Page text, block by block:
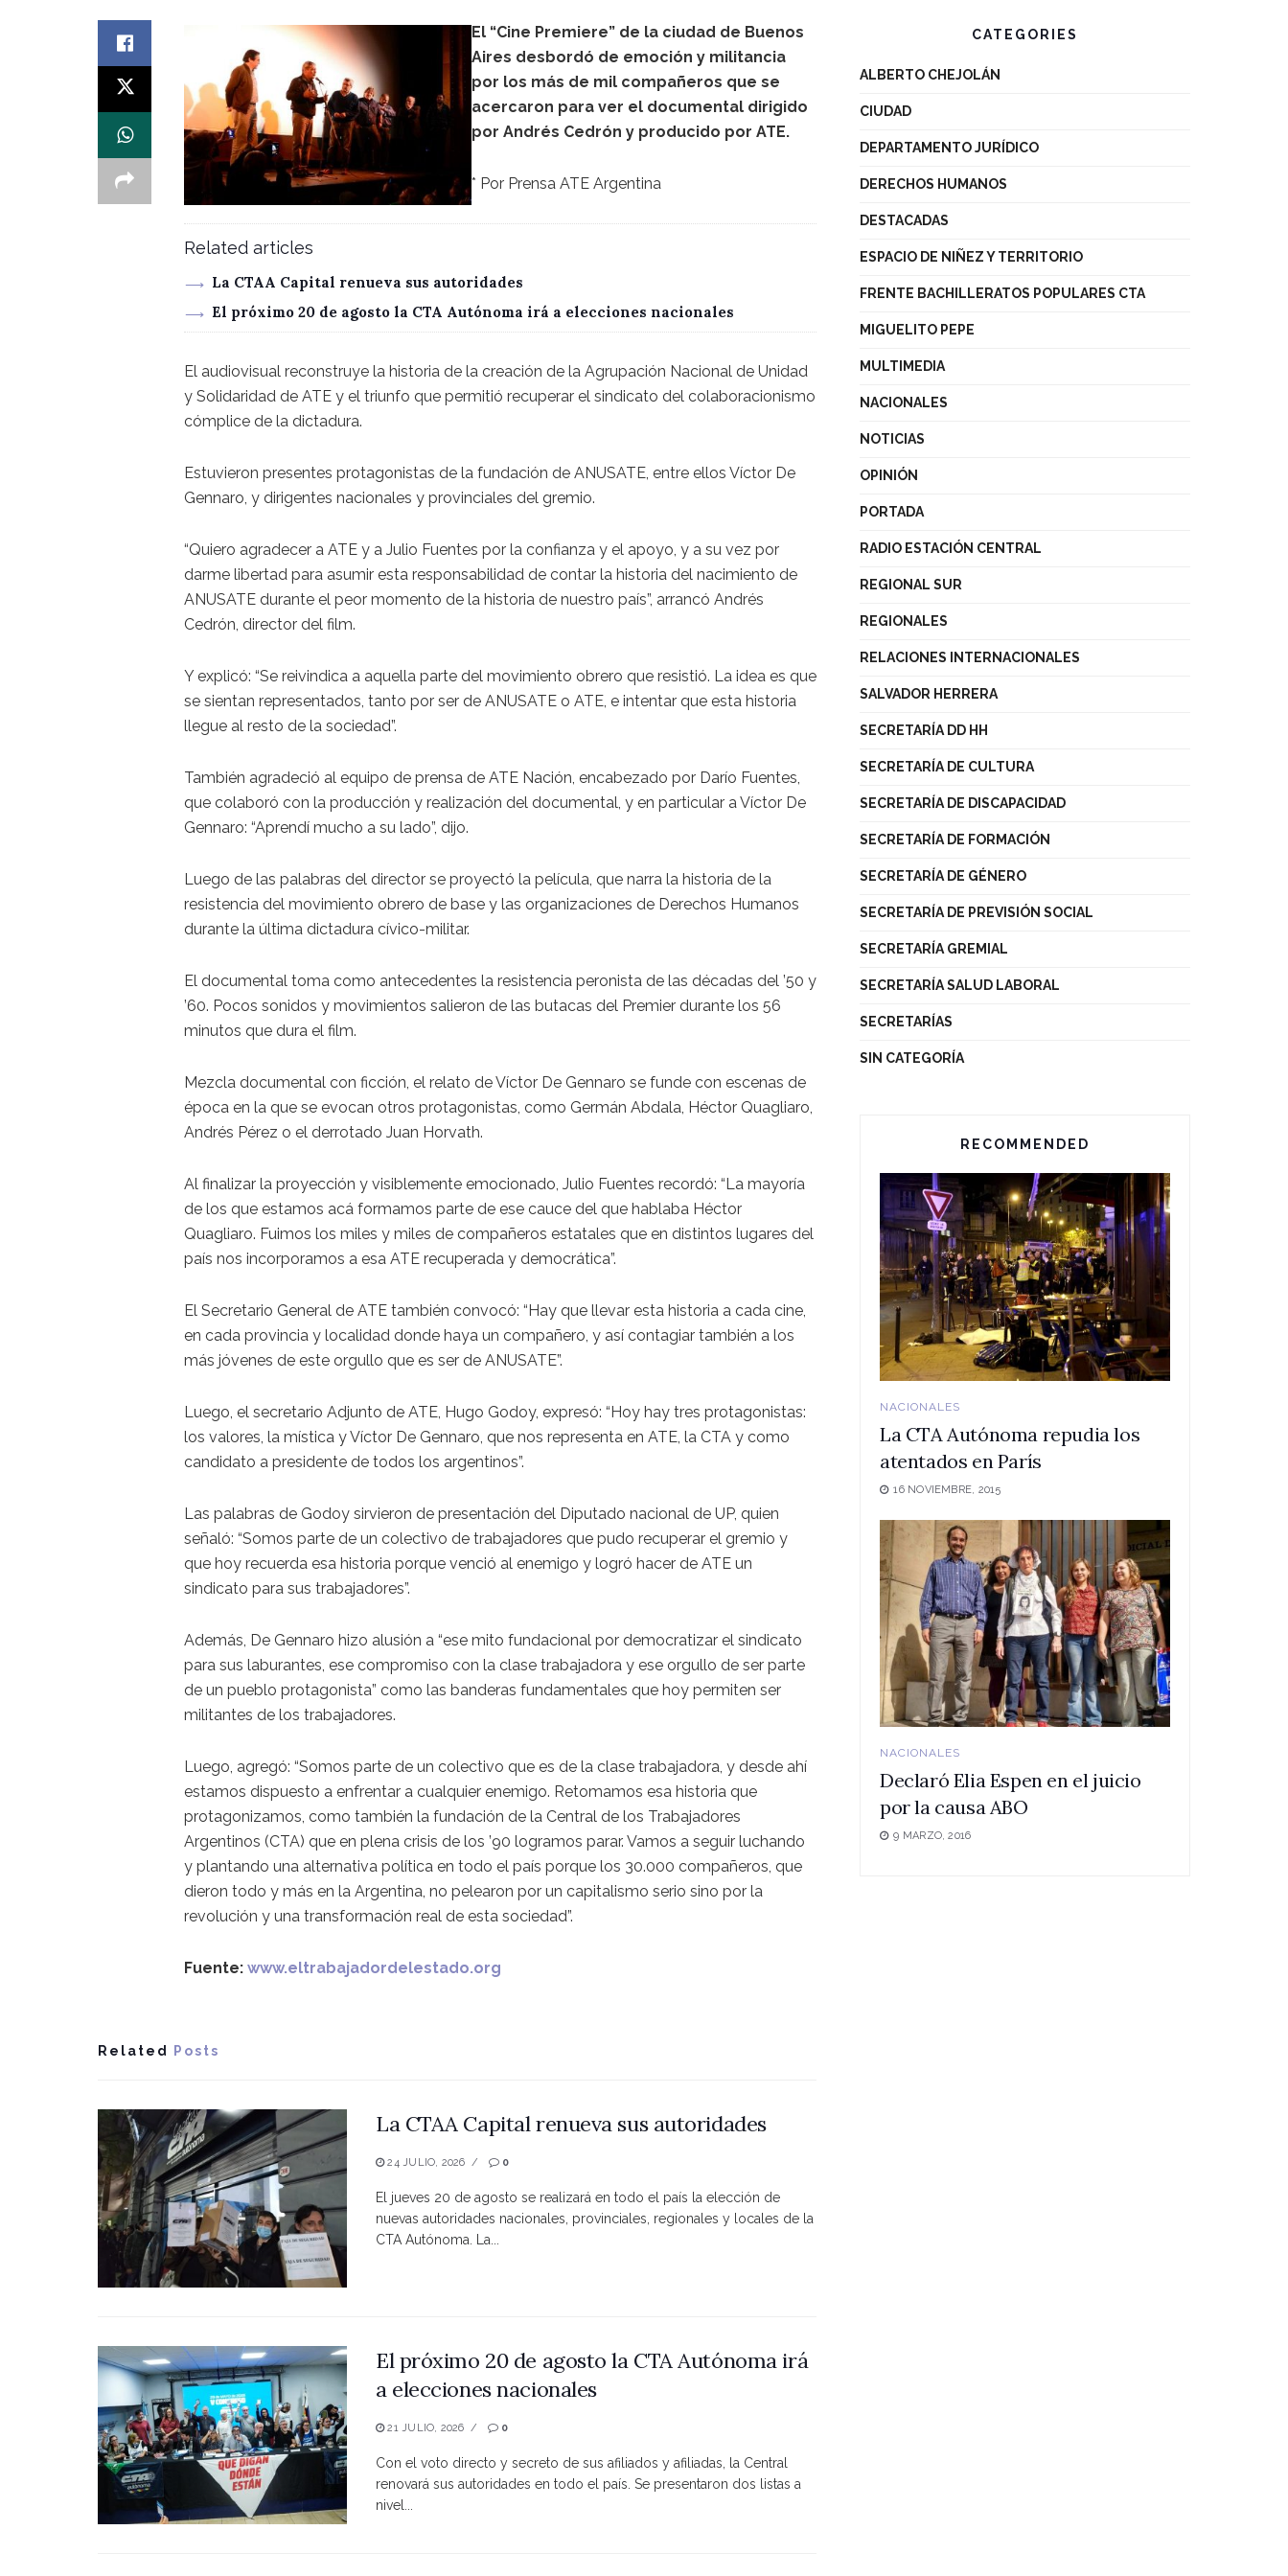
El “Cine Premiere” de la ciudad de Buenos
Aires desbordó de emoción y militancia
por los más de mil compañeros que se
acercaron para ver el documental dirigido
por Andrés Cedrón y producido por ATE.
* Por Prensa ATE Argentina
Related articles
La CTAA Capital renueva sus autoridades
El próximo 20 de agosto la CTA Autónoma irá a elecciones nacionales
El audiovisual reconstruye la historia de la creación de la Agrupación Nacional de Unidad
y Solidaridad de ATE y el triunfo que permitió recuperar el sindicato del colaboracionismo
cómplice de la dictadura.
Estuvieron presentes protagonistas de la fundación de ANUSATE, entre ellos Víctor De
Gennaro, y dirigentes nacionales y provinciales del gremio.
“Quiero agradecer a ATE y a Julio Fuentes por la confianza y el apoyo, y a su vez por
darme libertad para asumir esta responsabilidad de contar la historia del nacimiento de
ANUSATE durante el peor momento de la historia de nuestro país”, arrancó Andrés
Cedrón, director del film.
Y explicó: “Se reivindica a aquella parte del movimiento obrero que resistió. La idea es que
se sientan representados, tanto por ser de ANUSATE o ATE, e intentar que esta historia
llegue al resto de la sociedad”.
También agradeció al equipo de prensa de ATE Nación, encabezado por Darío Fuentes,
que colaboró con la producción y realización del documental, y en particular a Víctor De
Gennaro: “Aprendí mucho a su lado”, dijo.
Luego de las palabras del director se proyectó la película, que narra la historia de la
resistencia del movimiento obrero de base y las organizaciones de Derechos Humanos
durante la última dictadura cívico-militar.
El documental toma como antecedentes la resistencia peronista de las décadas del ’50 y
’60. Pocos sonidos y movimientos salieron de las butacas del Premier durante los 56
minutos que dura el film.
Mezcla documental con ficción, el relato de Víctor De Gennaro se funde con escenas de
época en la que se evocan otros protagonistas, como Germán Abdala, Héctor Quagliaro,
Andrés Pérez o el derrotado Juan Horvath.
Al finalizar la proyección y visiblemente emocionado, Julio Fuentes recordó: “La mayoría
de los que estamos acá formamos parte de ese cauce del que hablaba Héctor
Quagliaro. Fuimos los miles y miles de compañeros estatales que en distintos lugares del
país nos incorporamos a esa ATE recuperada y democrática”.
El Secretario General de ATE también convocó: “Hay que llevar esta historia a cada cine,
en cada provincia y localidad donde haya un compañero, y así contagiar también a los
más jóvenes de este orgullo que es ser de ANUSATE”.
Luego, el secretario Adjunto de ATE, Hugo Godoy, expresó: “Hoy hay tres protagonistas:
los valores, la mística y Víctor De Gennaro, que nos representa en ATE, la CTA y como
candidato a presidente de todos los argentinos”.
Las palabras de Godoy sirvieron de presentación del Diputado nacional de UP, quien
señaló: “Somos parte de un colectivo de trabajadores que pudo recuperar el gremio y
que hoy recuerda esa historia porque venció al enemigo y logró hacer de ATE un
sindicato para sus trabajadores”.
Además, De Gennaro hizo alusión a “ese mito fundacional por democratizar el sindicato
para sus laburantes, ese compromiso con la clase trabajadora y ese orgullo de ser parte
de un pueblo protagonista” como las banderas fundamentales que hoy permiten ser
militantes de los trabajadores.
Luego, agregó: “Somos parte de un colectivo que es de la clase trabajadora, y desde ahí
estamos dispuesto a enfrentar a cualquier enemigo. Retomamos esa historia que
protagonizamos, como también la fundación de la Central de los Trabajadores
Argentinos (CTA) que en plena crisis de los ’90 logramos parar. Vamos a seguir luchando
y plantando una alternativa política en todo el país porque los 30.000 compañeros, que
dieron todo y más en la Argentina, no pelearon por un capitalismo serio sino por la
revolución y una transformación real de esta sociedad”.
Fuente: www.eltrabajadordelestado.org
Related Posts
La CTAA Capital renueva sus autoridades
24 JULIO, 2026 0
El jueves 20 de agosto se realizará en todo el país la elección de
nuevas autoridades nacionales, provinciales, regionales y locales de la
CTA Autónoma. La...
El próximo 20 de agosto la CTA Autónoma irá
a elecciones nacionales
21 JULIO, 2026 0
Con el voto directo y secreto de sus afiliados y afiliadas, la Central
renovará sus autoridades en todo el país. Se presentaron dos listas a
nivel...
CATEGORIES
ALBERTO CHEJOLÁN
CIUDAD
DEPARTAMENTO JURÍDICO
DERECHOS HUMANOS
DESTACADAS
ESPACIO DE NIÑEZ Y TERRITORIO
FRENTE BACHILLERATOS POPULARES CTA
MIGUELITO PEPE
MULTIMEDIA
NACIONALES
NOTICIAS
OPINIÓN
PORTADA
RADIO ESTACIÓN CENTRAL
REGIONAL SUR
REGIONALES
RELACIONES INTERNACIONALES
SALVADOR HERRERA
SECRETARÍA DD HH
SECRETARÍA DE CULTURA
SECRETARÍA DE DISCAPACIDAD
SECRETARÍA DE FORMACIÓN
SECRETARÍA DE GÉNERO
SECRETARÍA DE PREVISIÓN SOCIAL
SECRETARÍA GREMIAL
SECRETARÍA SALUD LABORAL
SECRETARÍAS
SIN CATEGORÍA
RECOMMENDED
NACIONALES
La CTA Autónoma repudia los
atentados en París
16 NOVIEMBRE, 2015
NACIONALES
Declaró Elia Espen en el juicio
por la causa ABO
9 MARZO, 2016